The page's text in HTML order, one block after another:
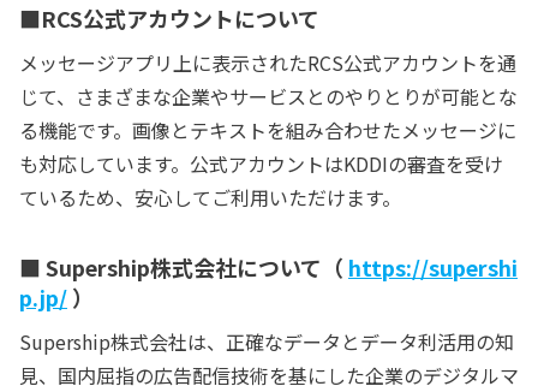
■RCS公式アカウントについて
メッセージアプリ上に表示されたRCS公式アカウントを通
じて、さまざまな企業やサービスとのやりとりが可能とな
る機能です。画像とテキストを組み合わせたメッセージに
も対応しています。公式アカウントはKDDIの審査を受け
ているため、安心してご利用いただけます。
■ Supership株式会社について（ https://supershi
p.jp/）
Supership株式会社は、正確なデータとデータ利活用の知
見、国内屈指の広告配信技術を基にした企業のデジタルマ